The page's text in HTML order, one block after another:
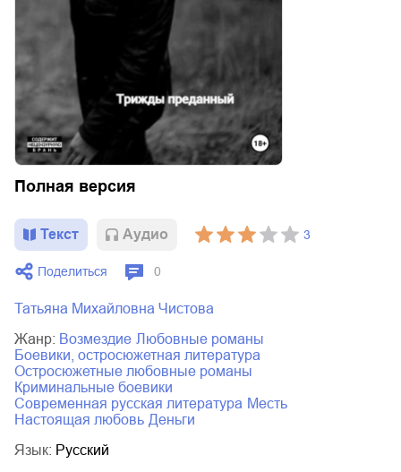
Полная версия
Текст Aудио 3
Поделиться 0
Татьяна Михайловна Чистова
Жанр:
возмездие
любовные романы
боевики, остросюжетная литература
остросюжетные любовные романы
криминальные боевики
современная русская литература
месть
настоящая любовь
деньги
Язык: Русский